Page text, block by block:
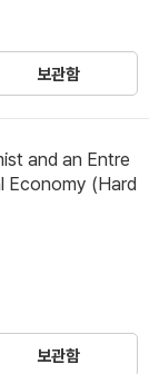
보관함
and an Entre
Economy (Hard
보관함